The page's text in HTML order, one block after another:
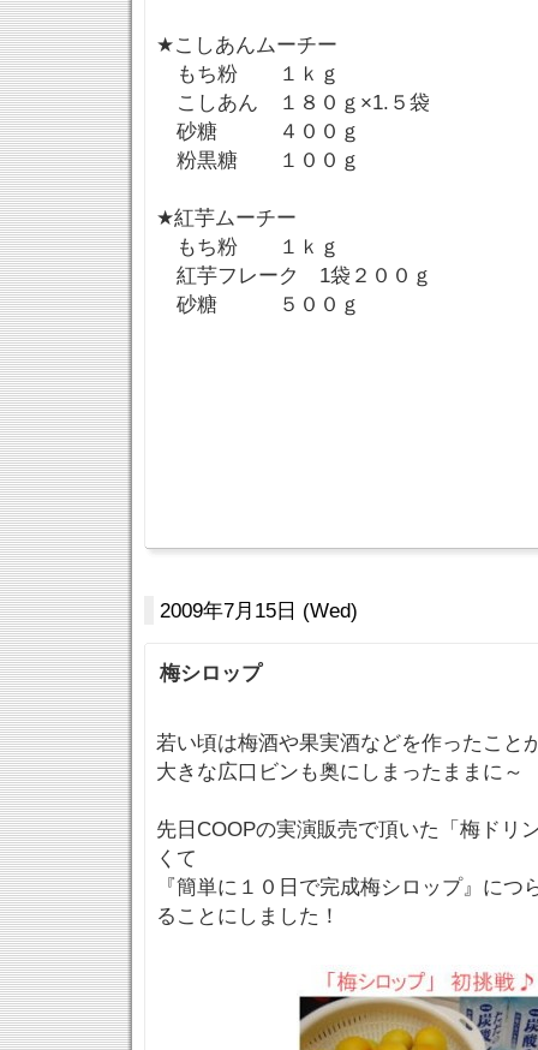
★こしあんムーチー
もち粉 １ｋｇ
こしあん １８０ｇ×1.５袋
砂糖 ４００ｇ
粉黒糖 １００ｇ
★紅芋ムーチー
もち粉 １ｋｇ
紅芋フレーク 1袋２００ｇ
砂糖 ５００ｇ
2009年7月15日 (Wed)
梅シロップ
若い頃は梅酒や果実酒などを作ったこと
大きな広口ビンも奥にしまったままに～
先日COOPの実演販売で頂いた「梅ドリ
くて
『簡単に１０日で完成梅シロップ』に
ることにしました！